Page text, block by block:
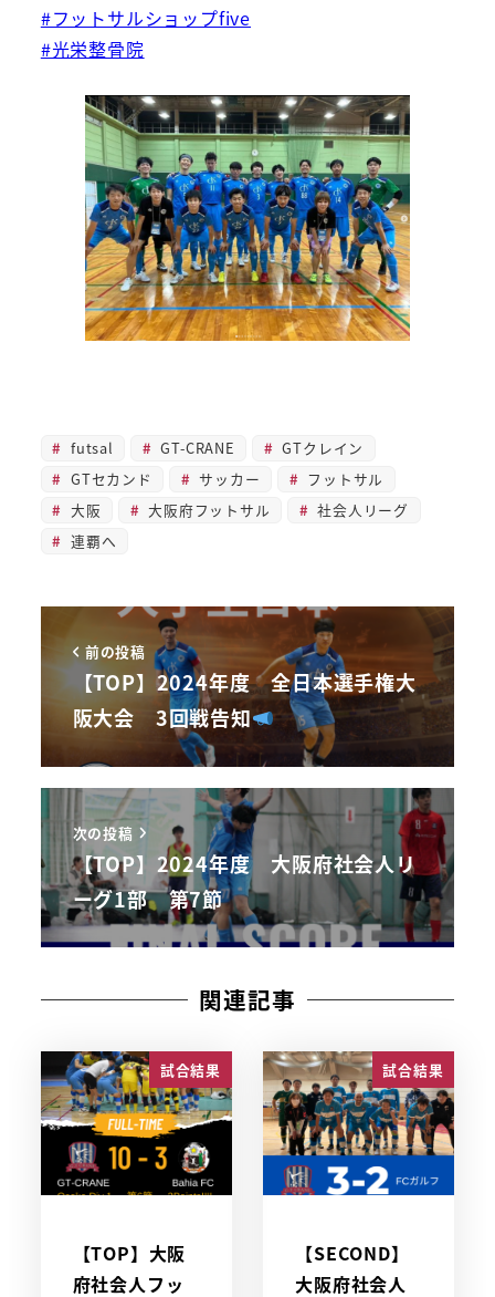
#フットサルショップfive
#光栄整骨院
futsal GT-CRANE
GTクレイン
GTセカンド
サッカー
フットサル
大阪
大阪府フットサル
社会人リーグ
連覇へ
前の投稿
【TOP】2024年度 全日本選手権大
阪大会 3回戦告知
次の投稿
【TOP】2024年度 大阪府社会人リ
ーグ1部 第7節
関連記事
試合結果
【TOP】大阪
府社会人フッ
試合結果
【SECOND】
大阪府社会人